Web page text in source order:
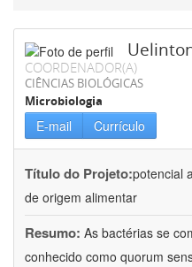
COORDENADOR(A)
CIÊNCIAS BIOLÓGICAS
Microbiologia
E-mail Currículo
Título do Projeto:potencial
de origem alimentar
Resumo: As bactérias se
conhecido como quorum